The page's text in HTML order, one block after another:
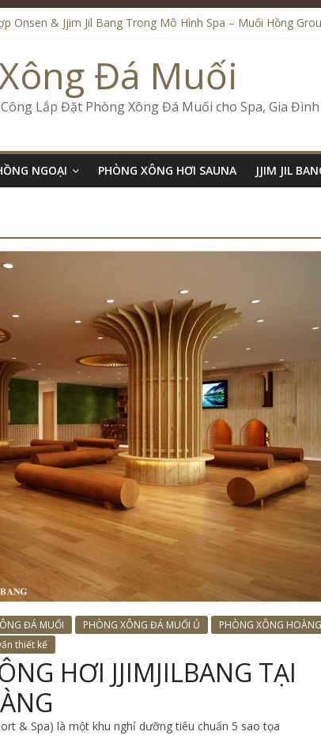
Trị Liệu Đến Onsen & Jjim Jil Bang – Muối Hồng Group
Riverside Onsen & Jjim Jil Bang Đà Nẵng Muối Hồng Group
Jil Bang Kết Hợp Onsen – Kinh Doanh Chuẩn Sao – Muối
Số Kinh Doanh Lắp Đặt Onsen & Jjim Jil Bang – Muối
Đá Muối
Lắp Đặt Phòng Xông Đá Muối cho Spa, Gia Đình
NGOẠI PHÒNG XÔNG HƠI SAUNA JJIM JIL
ĐÁ MUỐI PHÒNG XÔNG ĐÁ MUỐI Ủ
PHÒNG XÔNG HOÀNG
thiết kế
HƠI JJIMJILBANG TẠI
& Spa) là một khu nghỉ dưỡng tiêu chuẩn 5 sao tọa